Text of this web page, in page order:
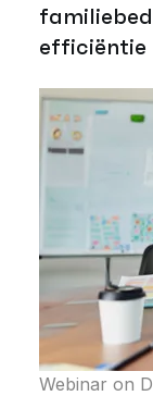
efficiëntie
Webinar on